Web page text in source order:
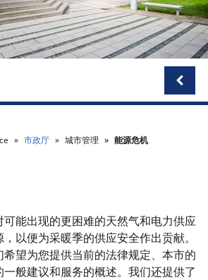
市政厅 城市管理 能源危机
能出现的更困难的天然气和电力供应
以便为采暖季的供应安全作出贡献。
望为您提供当前的法律规定、本市的
般建议和服务的概述。我们还提供了